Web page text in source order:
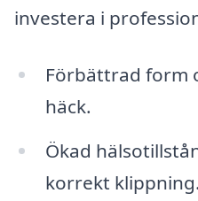
investera i
Förbättrad form
häck.
Ökad
korrekt klippning.